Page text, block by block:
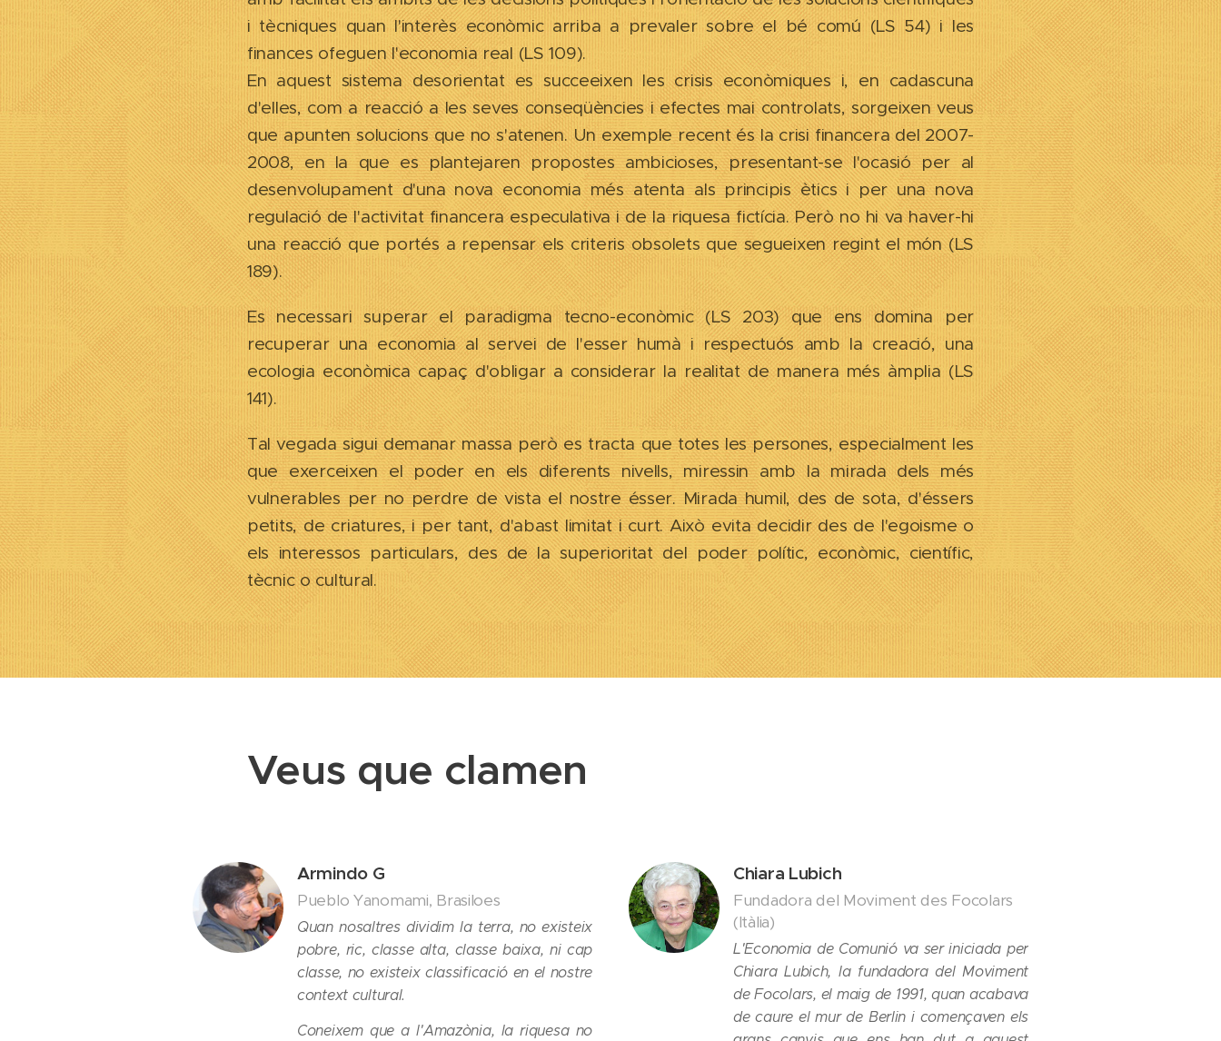
i tècniques quan l'interès econòmic arriba a prevaler sobre el bé comú (LS 54) i les
finances ofeguen l'economia real (LS 109).
En aquest sistema desorientat es succeeixen les crisis econòmiques i, en cadascuna
d'elles, com a reacció a les seves conseqüències i efectes mai controlats, sorgeixen veus
que apunten solucions que no s'atenen. Un exemple recent és la crisi financera del 2007-
2008, en la que es plantejaren propostes ambicioses, presentant-se l'ocasió per al
desenvolupament d'una nova economia més atenta als principis ètics i per una nova
regulació de l'activitat financera especulativa i de la riquesa fictícia. Però no hi va haver-hi
una reacció que portés a repensar els criteris obsolets que segueixen regint el món (LS
189).
Es necessari superar el paradigma tecno-econòmic (LS 203) que ens domina per
recuperar una economia al servei de l'esser humà i respectuós amb la creació, una
ecologia econòmica capaç d'obligar a considerar la realitat de manera més àmplia (LS
141).
Tal vegada sigui demanar massa però es tracta que totes les persones, especialment les
que exerceixen el poder en els diferents nivells, miressin amb la mirada dels més
vulnerables per no perdre de vista el nostre ésser. Mirada humil, des de sota, d'éssers
petits, de criatures, i per tant, d'abast limitat i curt. Això evita decidir des de l'egoisme o
els interessos particulars, des de la superioritat del poder polític, econòmic, científic,
tècnic o cultural.
Veus que clamen
Armindo G
Pueblo Yanomami, Brasiloes
Quan nosaltres dividim la terra, no existeix
pobre, ric, classe alta, classe baixa, ni cap
classe, no existeix classificació en el nostre
context cultural.
Coneixem que a l'Amazònia, la riquesa no
Chiara Lubich
Fundadora del Moviment des Focolars
(Itàlia)
L'Economia de Comunió va ser iniciada per
Chiara Lubich, la fundadora del Moviment
de Focolars, el maig de 1991, quan acabava
de caure el mur de Berlin i començaven els